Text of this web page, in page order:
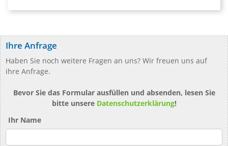
Ihre Anfrage
Haben Sie noch weitere Fragen an uns? Wir freuen uns auf
ihre Anfrage.
Bevor Sie das Formular ausfüllen und absenden, lesen Sie
bitte unsere Datenschutzerklärung!
Ihr Name